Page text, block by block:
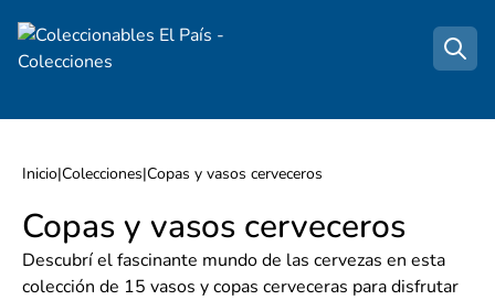
Inicio|Colecciones|Copas y vasos cerveceros
Copas y vasos cerveceros
Descubrí el fascinante mundo de las cervezas en esta
colección de 15 vasos y copas cerveceras para disfrutar